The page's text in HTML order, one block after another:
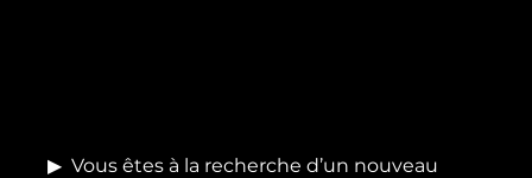
▶ Vous êtes à la recherche d’un nouveau